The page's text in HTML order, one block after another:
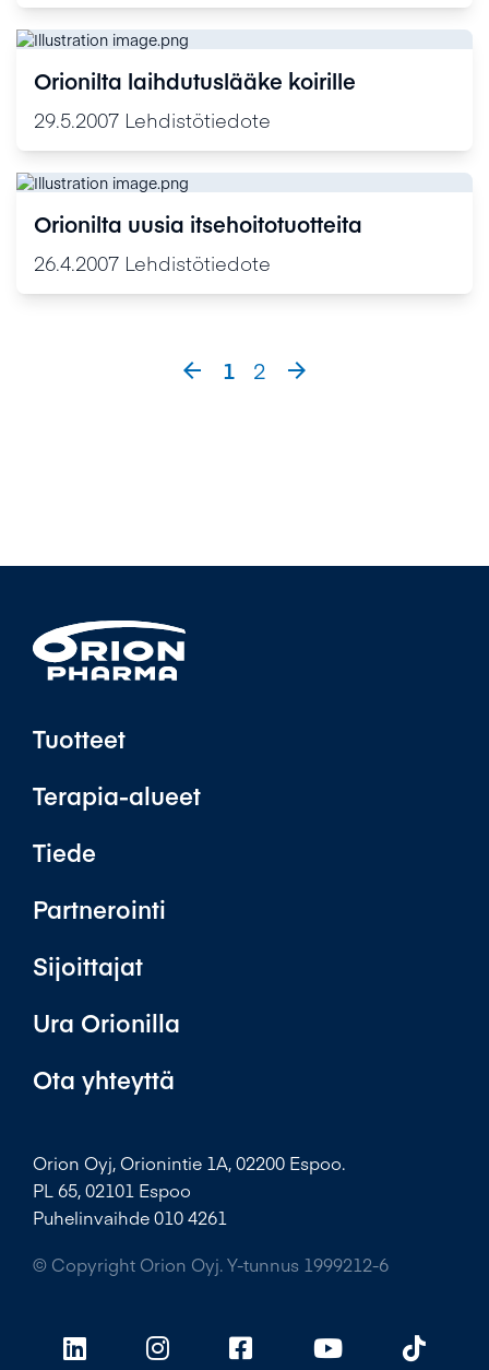
Orionilta laihdutuslääke koirille
29.5.2007 Lehdistötiedote
Orionilta uusia itsehoitotuotteita
26.4.2007 Lehdistötiedote
 1 2 
Tuotteet
Terapia-alueet
Tiede
Partnerointi
Sijoittajat
Ura Orionilla
Ota yhteyttä
Orion Oyj, Orionintie 1A, 02200 Espoo.
PL 65, 02101 Espoo
Puhelinvaihde 010 4261
© Copyright Orion Oyj. Y-tunnus 1999212-6